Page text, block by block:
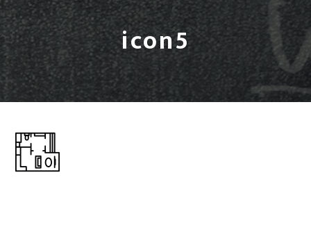
icon5